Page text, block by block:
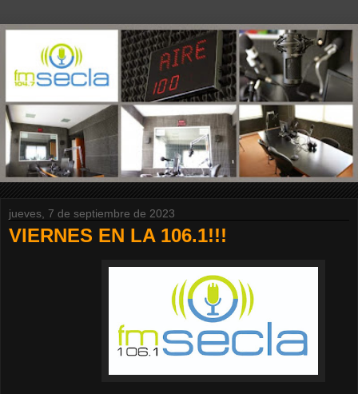
jueves, 7 de septiembre de 2023
VIERNES EN LA 106.1!!!